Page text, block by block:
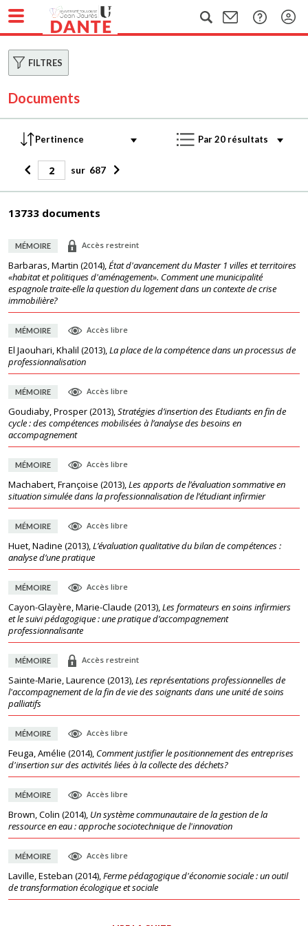
FILTRES
Documents
sur 687
13733 documents
MÉMOIRE Accès restreint
Barbaras, Martin (2014),État d'avancement du Master 1 villes et territoires
«habitat et politiques d'aménagement». Comment une municipalité
espagnole traite-elle la question du logement dans un contexte de crise
immobilière?
MÉMOIRE Accès libre
El Jaouhari, Khalil (2013),La place de la compétence dans un processus de
professionnalisation
MÉMOIRE Accès libre
Goudiaby, Prosper(2013),Stratégies d’insertion des Etudiants en fin de
cycle : des compétences mobilisées à l’analyse des besoins en
accompagnement
MÉMOIRE Accès libre
Machabert, Françoise (2013),Les apports de l’évaluation sommative en
situation simulée dans la professionnalisation de l’étudiant infirmier
MÉMOIRE Accès libre
Huet, Nadine (2013),L’évaluation qualitative du bilan de compétences :
analyse d’une pratique
MÉMOIRE Accès libre
Cayon-Glayère, Marie-Claude (2013),Les formateurs en soins infirmiers
et le suivi pédagogique : une pratique d’accompagnement
professionnalisante
MÉMOIRE Accès restreint
Sainte-Marie, Laurence (2013),Les représentations professionnelles de
l'accompagnement de la fin de vie des soignants dans une unité de soins
palliatifs
MÉMOIRE Accès libre
Feuga, Amélie (2014), Comment justifier le positionnement des entreprises
d'insertion sur des activités liées à la collecte des déchets?
MÉMOIRE Accès libre
Brown, Colin (2014), Un système communautaire de la gestion de la
ressource en eau : approche sociotechnique de l'innovation
MÉMOIRE Accès libre
Laville, Esteban (2014),Ferme pédagogique d'économie sociale : un outil
de transformation écologique et sociale